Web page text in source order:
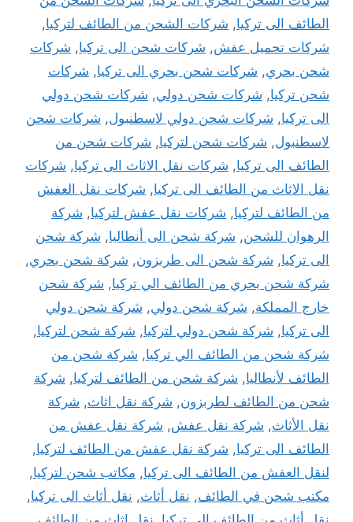
الطائف الى تركيا, شركات الشحن من الطائف لتركيا,
شركات تحميل عفش, شركات شحن الى تركيا, شركات
شحن بحري, شركات شحن بحري الى تركيا, شركات
شحن تركيا, شركات شحن دولي, شركات شحن دولي
الى تركيا, شركات شحن دولي لاسطنبول, شركات شحن
لاسطنبول, شركات شحن لتركيا, شركات شحن من
الطائف الى تركيا, شركات نقل الاثاث الى تركيا, شركات
نقل الاثاث من الطائف الى تركيا, شركات نقل العفش
من الطائف لتركيا, شركات نقل عفش لتركيا, شركة
الرهوان للشحن, شركة شحن الى أنطاليا, شركة شحن
الى تركيا, شركة شحن الى طربزون, شركة شحن بحري,
شركة شحن بحري من الطائف الي تركيا, شركة شحن
خارج المملكة, شركة شحن دولي, شركة شحن دولي
الى تركيا, شركة شحن دولي لتركيا, شركة شحن لتركيا,
شركة شحن من الطائف الي تركيا, شركة شحن من
الطائف لأنطاليا, شركة شحن من الطائف لتركيا, شركة
شحن من الطائف لطربزون, شركة نقل اثاث, شركة
نقل الأثاث, شركة نقل عفش, شركة نقل عفش من
الطائف الى تركيا, شركة نقل عفش من الطائف لتركيا,
لنقل العفش من الطائف الى تركيا, مكاتب شحن لتركيا,
مكتب شحن في الطائف, نقل أثاث, نقل أثاث الى تركيا,